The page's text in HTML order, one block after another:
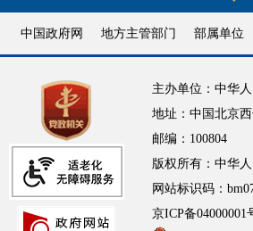
中国政府网 地方主管部门 部属单位
主办单位：中华
地址：中国北京
邮编：100804
版权所有：中华
网站标识码：
京ICP备04000001